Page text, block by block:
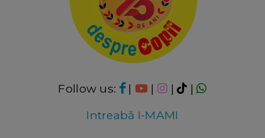
Follow us: | | |
|
Intreabă I-MAMI